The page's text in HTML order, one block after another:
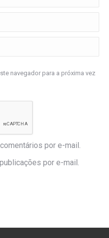
navegador para a próxima vez
por e-mail.
por e-mail.